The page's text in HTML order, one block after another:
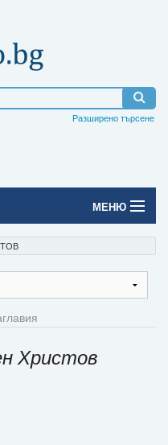
Разширено търсене
МЕНЮ
Христов